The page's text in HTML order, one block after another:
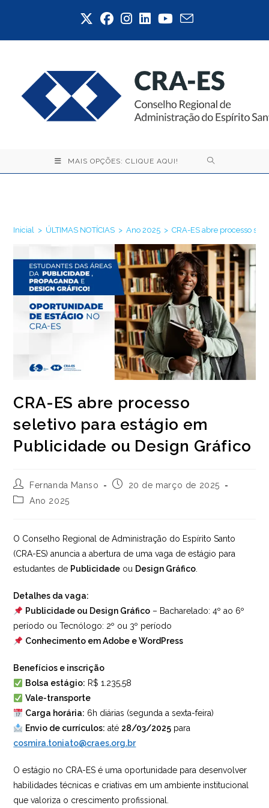
MAIS OPÇÕES: CLIQUE AQUI!
Inicial > ÚLTIMAS NOTÍCIAS > Ano 2025 > CRA-ES abre processo
CRA-ES abre processo
seletivo para estágio em
Publicidade ou Design Gráfico
Autor
do
post:
Fernanda Manso
Post20 de março de 2025
Categoria
Ano 2025
O Conselho Regional de Administração do Espírito Santo
(CRA-ES) anuncia a abertura de uma vaga de estágio para
estudantes de Publicidade ou Design Gráfico.
Detalhes da vaga:
Publicidade ou Design Gráfico – Bacharelado: 4º ao 6º
período ou Tecnólogo: 2º ou 3º período
Conhecimento em Adobe e WordPress
Benefícios e inscrição
Bolsa estágio: R$ 1.235,58
Vale-transporte
Carga horária: 6h diárias (segunda a sexta-feira)
Envio de currículos: até 28/03/2025 para
cosmira.toniato@craes.org.br
O estágio no CRA-ES é uma oportunidade para desenvolver
habilidades técnicas e criativas em um ambiente institucional
que valoriza o crescimento profissional.